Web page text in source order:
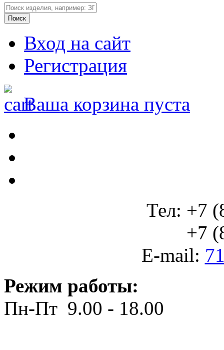
Вход на сайт
Регистрация
Ваша корзина пуста
Тел: +7
+7
E-mail:
Режим работы:
Пн-Пт 9.00 - 18.00